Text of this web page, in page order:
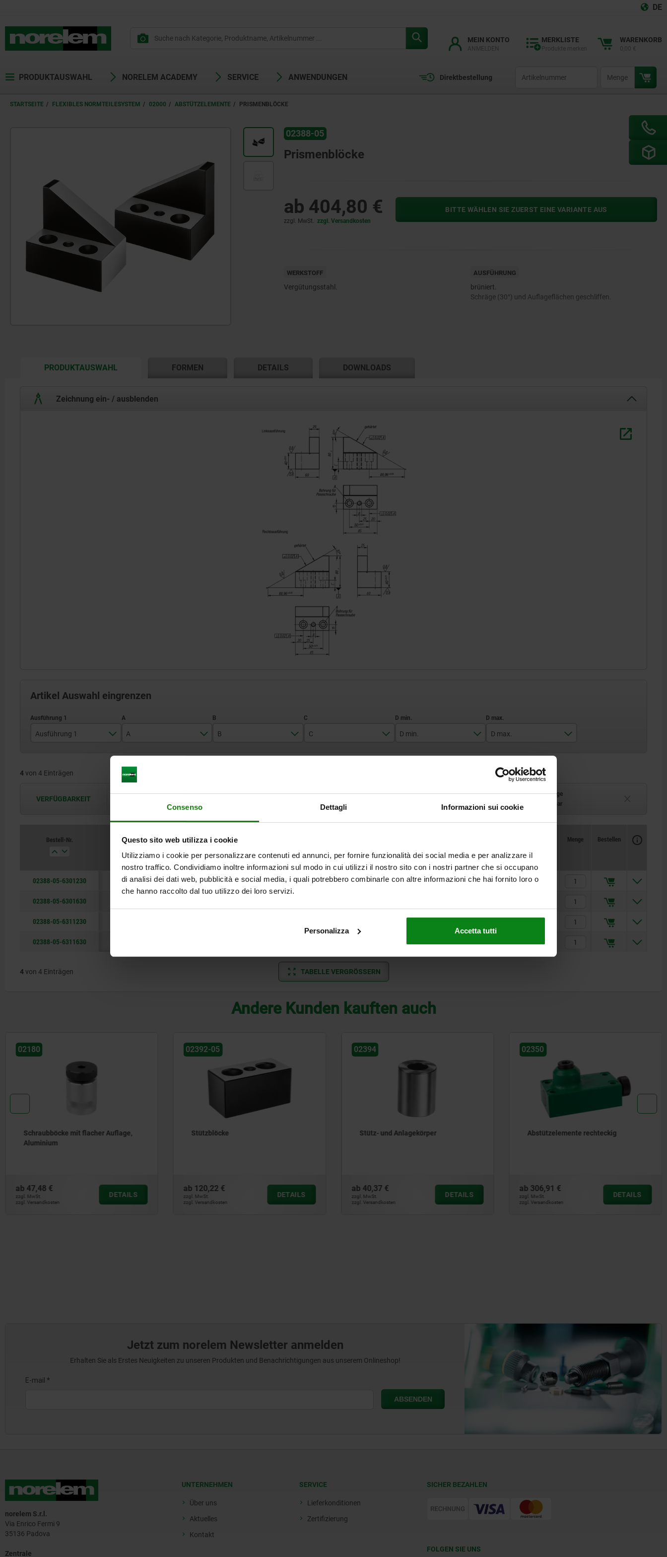
Consenso Dettagli Informazioni sui cookie
Questo sito web utilizza i cookie
Utilizziamo i cookie per personalizzare contenuti ed annunci, per fornire funzionalità dei social media e per analizzare il
nostro traffico. Condividiamo inoltre informazioni sul modo in cui utilizzi il nostro sito con i nostri partner che si occupano
di analisi dei dati web, pubblicità e social media, i quali potrebbero combinarle con altre informazioni che hai fornito loro o
che hanno raccolto dal tuo utilizzo dei loro servizi.
Personalizza Accetta tutti
DE
MEIN KONTO MERKLISTE WARENKORB
PRODUKTAUSWAHL NORELEM ACADEMY SERVICE ANWENDUNGEN Direktbestellung
STARTSEITE FLEXIBLES NORMTEILESYSTEM 02000 ABSTÜTZELEMENTE PRISMENBLÖCKE
02388-05
Prismenblöcke
ab 404,80 €
zzgl. MwSt. zzgl. Versandkosten
BITTE WÄHLEN SIE ZUERST EINE VARIANTE AUS
WERKSTOFF
Vergütungsstahl.
AUSFÜHRUNG
brüniert.
Schräge (30°) und Auflageflächen geschliffen.
PRODUKTAUSWAHL FORMEN DETAILS DOWNLOADS
Zeichnung ein- / ausblenden
Artikel Auswahl eingrenzen
Ausführung 1
rechts
A B C D min. D max.
4von 4 Einträgen
VERFÜGBARKEIT
Ab Lager lieferbar
Lieferzeit auf Anfrage
In 1-2 Wochen lieferbar
Derzeit nicht lieferbar
Bestell-Nr.
Menge Bestellen
02388-05-6301230 rechts 12 F7 M12 23 50 600 412,85 €
02388-05-6301630
02388-05-6311230
02388-05-6311630 410,55 €
4von 4 Einträgen TABELLE VERGRÖSSERN
Andere Kunden kauften auch
02180
Schraubböcke mit flacher Auflage,
Aluminium
ab 47,48 €
zzgl. MwSt.
zzgl. Versandkosten
DETAILS
02392-05
Stützblöcke
ab 120,22 €
zzgl. MwSt.
zzgl. Versandkosten
DETAILS
02394
Stütz- und Anlagekörper
ab 40,37 €
zzgl. MwSt.
zzgl. Versandkosten
DETAILS
02350
Abstützelemente rechteckig
ab 306,91 €
zzgl. MwSt.
zzgl. Versandkosten
DETAILS
Jetzt zum norelem Newsletter anmelden
Erhalten Sie als Erstes Neuigkeiten zu unseren Produkten und Benachrichtigungen aus unserem Onlineshop!
norelem S.r.l.
Via Enrico Fermi 9
35136 Padova
Zentrale
UNTERNEHMEN
Über uns
Aktuelles
Kontakt
SERVICE
Lieferkonditionen
Zertifizierung
SICHER BEZAHLEN
FOLGEN SIE UNS